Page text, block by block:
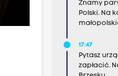
Znamy
Polski. Na
17:47
Pytasz
zapłacić.